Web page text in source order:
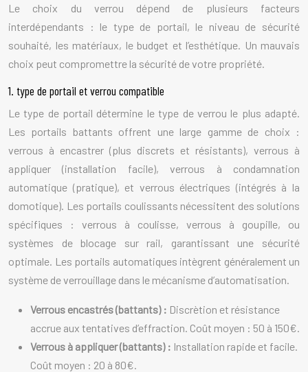
Le choix du verrou dépend de plusieurs facteurs
interdépendants : le type de portail, le niveau de sécurité
souhaité, les matériaux, le budget et l’esthétique. Un mauvais
choix peut compromettre la sécurité de votre propriété.
1. type de portail et verrou compatible
Le type de portail détermine le type de verrou le plus adapté.
Les portails battants offrent une large gamme de choix :
verrous à encastrer (plus discrets et résistants), verrous à
appliquer (installation facile), verrous à condamnation
automatique (pratique), et verrous électriques (intégrés à la
domotique). Les portails coulissants nécessitent des solutions
spécifiques : verrous à coulisse, verrous à goupille, ou
systèmes de blocage sur rail, garantissant une sécurité
optimale. Les portails automatiques intègrent généralement un
système de verrouillage dans le mécanisme d’automatisation.
Verrous encastrés (battants) : Discrètion et résistance
accrue aux tentatives d’effraction. Coût moyen : 50 à 150€.
Verrous à appliquer (battants) : Installation rapide et facile.
Coût moyen : 20 à 80€.